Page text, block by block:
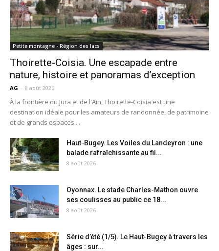
Petite montagne - Région des lacs
Thoirette-Coisia. Une escapade entre
nature, histoire et panoramas d’exception
AG - 8 août 2026
À la frontière du Jura et de l'Ain, Thoirette-Coisia est une
destination idéale pour les amateurs de randonnée, de patrimoine
et de grands espaces....
Haut-Bugey. Les Voiles du Landeyron : une
balade rafraîchissante au fil...
8 août 2026
Oyonnax. Le stade Charles-Mathon ouvre
ses coulisses au public ce 18...
8 août 2026
Série d’été (1/5). Le Haut-Bugey à travers les
âges : sur...